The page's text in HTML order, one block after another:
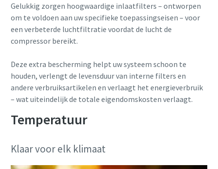
Gelukkig zorgen hoogwaardige inlaatfilters – ontworpen
om te voldoen aan uw specifieke toepassingseisen – voor
een verbeterde luchtfiltratie voordat de lucht de
compressor bereikt.
Deze extra bescherming helpt uw systeem schoon te
houden, verlengt de levensduur van interne filters en
andere verbruiksartikelen en verlaagt het energieverbruik
– wat uiteindelijk de totale eigendomskosten verlaagt.
Temperatuur
Klaar voor elk klimaat